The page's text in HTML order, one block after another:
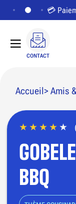
💳
CONTACT
Accueil Amis
BBQ